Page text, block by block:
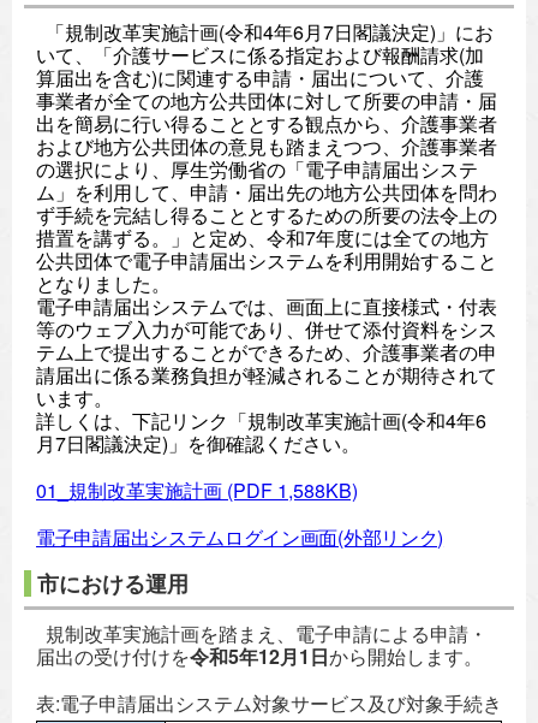
「規制改革実施計画(令和4年6月7日閣議決定)」にお
いて、「介護サービスに係る指定および報酬請求(加
算届出を含む)に関連する申請・届出について、介護
事業者が全ての地方公共団体に対して所要の申請・届
出を簡易に行い得ることとする観点から、介護事業者
および地方公共団体の意見も踏まえつつ、介護事業者
の選択により、厚生労働省の「電子申請届出システ
ム」を利用して、申請・届出先の地方公共団体を問わ
ず手続を完結し得ることとするための所要の法令上の
措置を講ずる。」と定め、令和7年度には全ての地方
公共団体で電子申請届出システムを利用開始すること
となりました。
電子申請届出システムでは、画面上に直接様式・付表
等のウェブ入力が可能であり、併せて添付資料をシス
テム上で提出することができるため、介護事業者の申
請届出に係る業務負担が軽減されることが期待されて
います。
詳しくは、下記リンク「規制改革実施計画(令和4年6
月7日閣議決定)」を御確認ください。
01_規制改革実施計画 (PDF 1,588KB)
電子申請届出システムログイン画面(外部リンク)
市における運用
規制改革実施計画を踏まえ、電子申請による申請・
届出の受け付けを令和5年12月1日から開始します。
表:電子申請届出システム対象サービス及び対象手続き